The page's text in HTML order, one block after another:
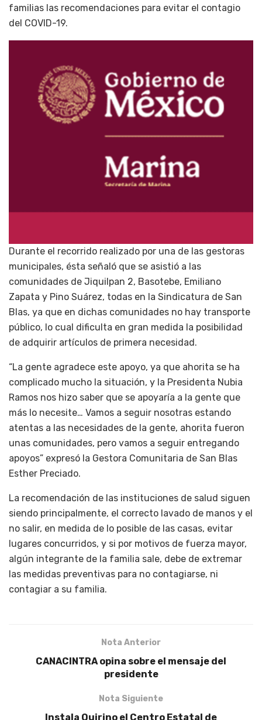
familias las recomendaciones para evitar el contagio
del COVID-19.
Durante el recorrido realizado por una de las gestoras
municipales, ésta señaló que se asistió a las
comunidades de Jiquilpan 2, Basotebe, Emiliano
Zapata y Pino Suárez, todas en la Sindicatura de San
Blas, ya que en dichas comunidades no hay transporte
público, lo cual dificulta en gran medida la posibilidad
de adquirir artículos de primera necesidad.
“La gente agradece este apoyo, ya que ahorita se ha
complicado mucho la situación, y la Presidenta Nubia
Ramos nos hizo saber que se apoyaría a la gente que
más lo necesite… Vamos a seguir nosotras estando
atentas a las necesidades de la gente, ahorita fueron
unas comunidades, pero vamos a seguir entregando
apoyos” expresó la Gestora Comunitaria de San Blas
Esther Preciado.
La recomendación de las instituciones de salud siguen
siendo principalmente, el correcto lavado de manos y el
no salir, en medida de lo posible de las casas, evitar
lugares concurridos, y si por motivos de fuerza mayor,
algún integrante de la familia sale, debe de extremar
las medidas preventivas para no contagiarse, ni
contagiar a su familia.
Nota Anterior
CANACINTRA opina sobre el mensaje del
presidente
Nota Siguiente
Instala Quirino el Centro Estatal de